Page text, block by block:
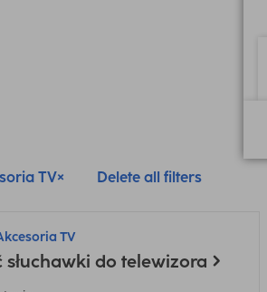
TV Delete all filters
TV
słuchawki do telewizora